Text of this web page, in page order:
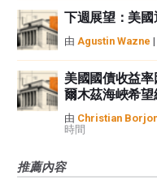
下週展望：美
由 Agustin Wazne |
美國國債收益
爾木茲海峽希
由 Christian
時間
推薦內容